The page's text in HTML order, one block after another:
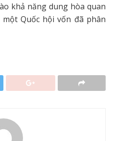
khả năng dung hòa quan
Quốc hội vốn đã phân